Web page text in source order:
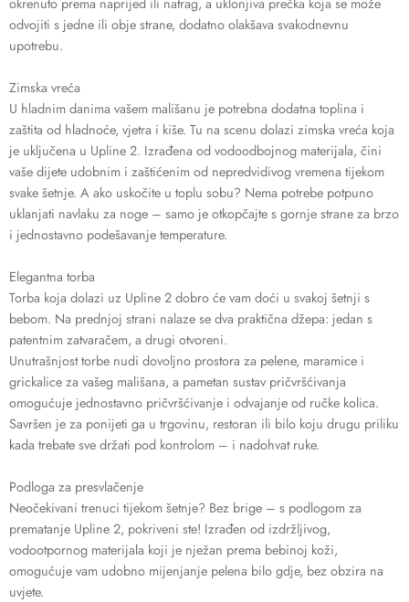
odvojiti s jedne ili obje strane, dodatno olakšava svakodnevnu
upotrebu.
Zimska vreća
U hladnim danima vašem mališanu je potrebna dodatna toplina i
zaštita od hladnoće, vjetra i kiše. Tu na scenu dolazi zimska vreća koja
je uključena u Upline 2. Izrađena od vodoodbojnog materijala, čini
vaše dijete udobnim i zaštićenim od nepredvidivog vremena tijekom
svake šetnje. A ako uskočite u toplu sobu? Nema potrebe potpuno
uklanjati navlaku za noge – samo je otkopčajte s gornje strane za brzo
i jednostavno podešavanje temperature.
Elegantna torba
Torba koja dolazi uz Upline 2 dobro će vam doći u svakoj šetnji s
bebom. Na prednjoj strani nalaze se dva praktična džepa: jedan s
patentnim zatvaračem, a drugi otvoreni.
Unutrašnjost torbe nudi dovoljno prostora za pelene, maramice i
grickalice za vašeg mališana, a pametan sustav pričvršćivanja
omogućuje jednostavno pričvršćivanje i odvajanje od ručke kolica.
Savršen je za ponijeti ga u trgovinu, restoran ili bilo koju drugu priliku
kada trebate sve držati pod kontrolom – i nadohvat ruke.
Podloga za presvlačenje
Neočekivani trenuci tijekom šetnje? Bez brige – s podlogom za
prematanje Upline 2, pokriveni ste! Izrađen od izdržljivog,
vodootpornog materijala koji je nježan prema bebinoj koži,
omogućuje vam udobno mijenjanje pelena bilo gdje, bez obzira na
uvjete.